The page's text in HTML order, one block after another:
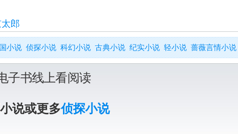
郎
小说 侦探小说 科幻小说 古典小说 纪实小说 轻小说 蔷薇言情小说
子书线上看阅读
小说或更多侦探小说